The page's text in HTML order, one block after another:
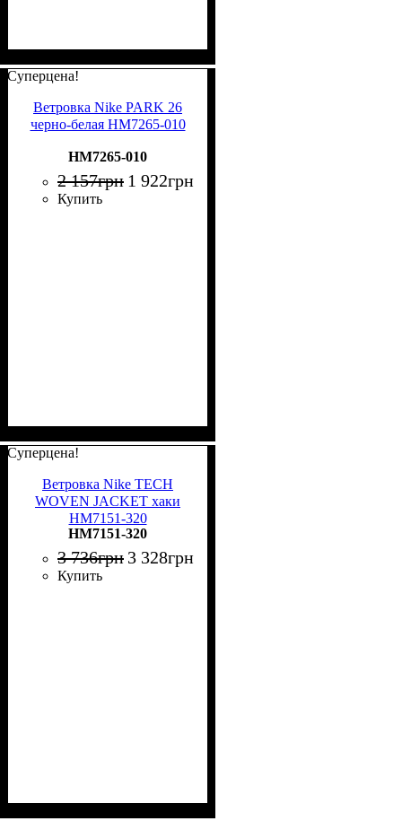
Суперцена!
Ветровка Nike PARK 26
черно-белая HM7265-010
HM7265-010
2 157грн 1 922грн
Купить
Суперцена!
Ветровка Nike TECH
WOVEN JACKET хаки
HM7151-320
HM7151-320
3 736грн 3 328грн
Купить